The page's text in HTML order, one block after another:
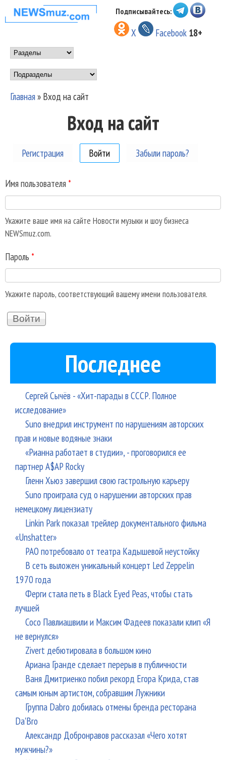
Перейти к основному
содержанию
НОВОСТИ
МУЗЫКИ И
ШОУ БИЗНЕСА
NEWSMUZ.COM
Подписывайтесь:
X Facebook 18+
Main menu
Подразделы
Вы здесь
Главная» Вход на сайт
Вход на сайт
Регистрация Войти (активная вкладка)
Забыли пароль?
Имя пользователя *
Укажите ваше имя на сайте Новости музыки и шоу бизнеса
NEWSmuz.com.
Пароль *
Укажите пароль, соответствующий вашему имени пользователя.
Последнее
Сергей Сычёв - «Хит-парады в СССР. Полное
исследование»
Suno внедрил инструмент по нарушениям авторских
прав и новые водяные знаки
«Рианна работает в студии», - проговорился ее
партнер A$AP Rocky
Гленн Хьюз завершил свою гастрольную карьеру
Suno проиграла суд о нарушении авторских прав
немецкому лицензиату
Linkin Park показал трейлер документального фильма
«Unshatter»
РАО потребовало от театра Кадышевой неустойку
В сеть выложен уникальный концерт Led Zeppelin
1970 года
Ферги стала петь в Black Eyed Peas, чтобы стать
лучшей
Сосо Павлиашвили и Максим Фадеев показали клип «Я
не вернулся»
Zivert дебютировала в большом кино
Ариана Гранде сделает перерыв в публичности
Ваня Дмитриенко побил рекорд Егора Крида, став
самым юным артистом, собравшим Лужники
Группа Dabro добилась отмены бренда ресторана
Da'Bro
Александр Добронравов рассказал «Чего хотят
мужчины?»